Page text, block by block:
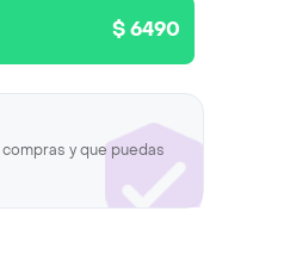
$ 6490
y que puedas